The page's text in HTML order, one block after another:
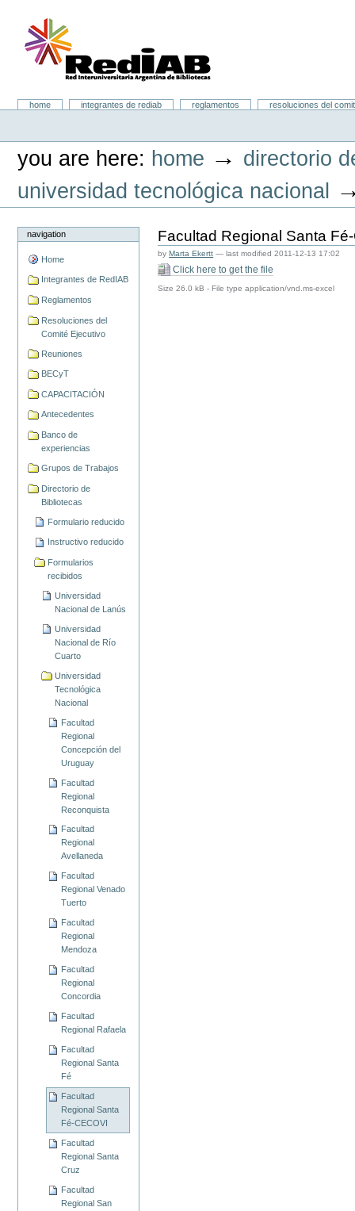
content.
Portal RedIAB
Sectionshome integrantes de rediab reglamentos
resoluciones del
you are here: home → directorio
universidad tecnológica nacional
navigation
Home
Integrantes de RedIAB
Reglamentos
Resoluciones del
Comité Ejecutivo
Reuniones
BECyT
CAPACITACIÓN
Antecedentes
Banco de
experiencias
Grupos de Trabajos
Directorio de
Bibliotecas
Formulario reducido
Instructivo reducido
Formularios
recibidos
Universidad
Nacional de Lanús
Universidad
Nacional de Río
Cuarto
Universidad
Tecnológica
Nacional
Facultad
Regional
Concepción del
Uruguay
Facultad
Regional
Reconquista
Facultad
Regional
Avellaneda
Facultad
Regional Venado
Tuerto
Facultad
Regional
Mendoza
Facultad
Regional
Concordia
Facultad
Regional Rafaela
Facultad
Regional Santa
Fé
Facultad
Regional Santa
Fé-CECOVI
Facultad
Regional Santa
Cruz
Facultad
Regional San
Facultad Regional Santa
by Marta Ekertt — last modified2011-12-13 17:02
Click here to get the file
Size26.0 kB -File typeapplication/vnd.ms-excel